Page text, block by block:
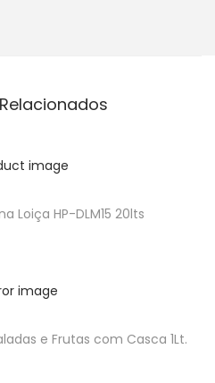
Loiça HP-DLM15 20lts
e Frutas com Casca 1Lt.